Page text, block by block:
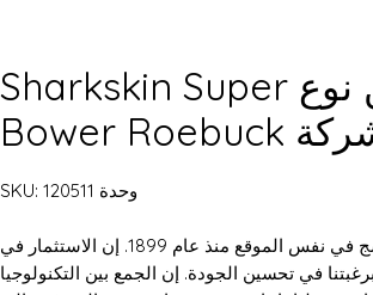
صوف رمادي من نوع Sharkskin Super
وحدة SKU: 120511
تصنع شركة Bower Roebuck وتنسج في نفس الموقع منذ عام 1899. إن الاستثمار في
في تحسين الجودة. إن الجمع بين التكنولوجيا